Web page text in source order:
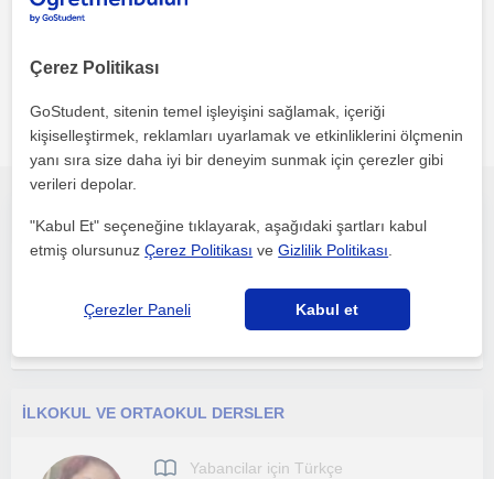
Antalya sehri bölgesinde ilginizi çekebilecek diğer Yabancilar
için Türkçe öğretmenleri
Antalya Sehri
İLKOKUL VE ORTAOKUL DERSLER
Yabancilar için Türkçe
Çerez Politikası
GoStudent, sitenin temel işleyişini sağlamak, içeriği
kişiselleştirmek, reklamları uyarlamak ve etkinliklerini ölçmenin
yanı sıra size daha iyi bir deneyim sunmak için çerezler gibi
verileri depolar.
"Kabul Et" seçeneğine tıklayarak, aşağıdaki şartları kabul
etmiş olursunuzÇerez Politikası veGizlilik Politikası
Çerezler Paneli Kabul et